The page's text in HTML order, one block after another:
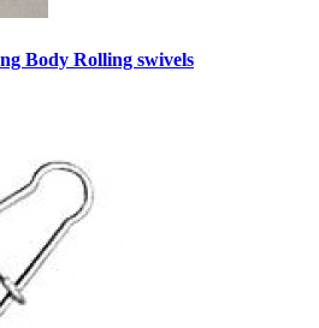
Body Rolling swivels